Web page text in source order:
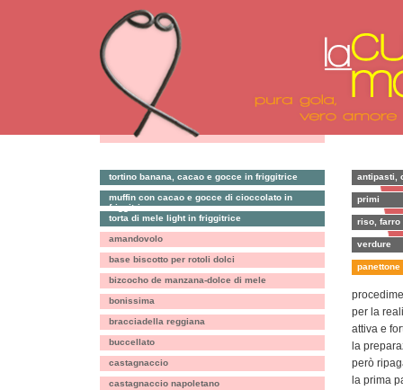
antipasti,
primi
riso, farro
verdure
tortino banana, cacao e gocce in friggitrice
muffin con cacao e gocce di cioccolato in
friggitrice
torta di mele light in friggitrice
amandovolo
base biscotto per rotoli dolci
bizcocho de manzana-dolce di mele
bonissima
bracciadella reggiana
buccellato
castagnaccio
castagnaccio napoletano
per la
attiva e
la
però
la prima